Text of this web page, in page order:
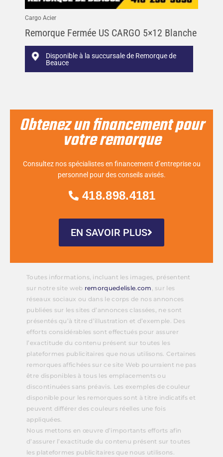
Cargo Acier
Remorque Fermée US CARGO 5×12 Blanche
Disponible à la succursale de Remorque de
Beauce
Obtenez un financement pour
votre remorque
Consultez nos spécialistes en financement d’entreprise ou
personnel pour des conseils avisés.
418.898.4181
EN SAVOIR PLUS
Toutes informations, incluant les images, présentent
sur notre site web remorquedelisle.com , sur les
réseaux sociaux ou dans le corps de nos annonces
publiées sur les sites d’annonces classées, ne sont
présentés qu’à titre d’illustration et d’exemple. Des
efforts considérables sont effectués pour assurer
l’exactitude du contenu présent sur toutes les
plateformes publicitaires que nous utilisons. Certaines
remorques affichées sur ce site Web pourraient ne pas
être disponibles à tous les emplacements ou
discontinuées sans préavis. Les exemples de couleur
disponible pour les remorques sont à titre indicatifs et
peuvent différer des couleurs réelles une fois
appliquées.
Nous mettons en œuvre d’importants efforts afin
d’assurer l’exactitude du contenu présent sur toutes
les plateformes publicitaires que nous utilisons.